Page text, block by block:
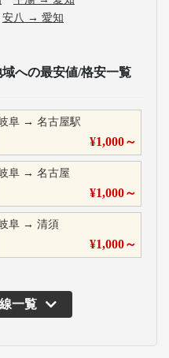
安八 → 愛知
への最安値/格安一覧
阜 →名古屋駅
¥1,000～
阜 →名古屋
¥1,000～
阜 →清須
¥1,000～
一覧